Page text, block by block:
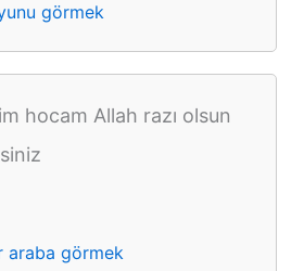
görmek
hocam Allah razı olsun
araba görmek